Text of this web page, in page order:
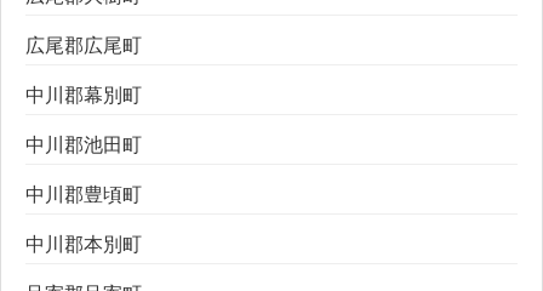
広尾郡広尾町
中川郡幕別町
中川郡池田町
中川郡豊頃町
中川郡本別町